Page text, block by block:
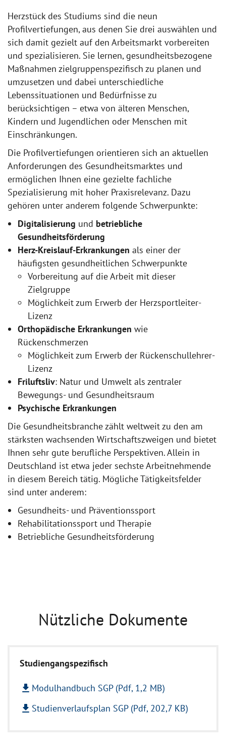
Herzstück des Studiums sind die neun
Profilvertiefungen, aus denen Sie drei auswählen und
sich damit gezielt auf den Arbeitsmarkt vorbereiten
und spezialisieren. Sie lernen, gesundheitsbezogene
Maßnahmen zielgruppenspezifisch zu planen und
umzusetzen und dabei unterschiedliche
Lebenssituationen und Bedürfnisse zu
berücksichtigen – etwa von älteren Menschen,
Kindern und Jugendlichen oder Menschen mit
Einschränkungen.
Die Profilvertiefungen orientieren sich an aktuellen
Anforderungen des Gesundheitsmarktes und
ermöglichen Ihnen eine gezielte fachliche
Spezialisierung mit hoher Praxisrelevanz. Dazu
gehören unter anderem folgende Schwerpunkte:
Digitalisierung und betriebliche
Gesundheitsförderung
Herz-Kreislauf-Erkrankungen als einer der
häufigsten gesundheitlichen Schwerpunkte
Vorbereitung auf die Arbeit mit dieser
Zielgruppe
Möglichkeit zum Erwerb der Herzsportleiter-
Lizenz
Orthopädische Erkrankungen wie
Rückenschmerzen
Möglichkeit zum Erwerb der Rückenschullehrer-
Lizenz
Friluftsliv: Natur und Umwelt als zentraler
Bewegungs- und Gesundheitsraum
Psychische Erkrankungen
Die Gesundheitsbranche zählt weltweit zu den am
stärksten wachsenden Wirtschaftszweigen und bietet
Ihnen sehr gute berufliche Perspektiven. Allein in
Deutschland ist etwa jeder sechste Arbeitnehmende
in diesem Bereich tätig. Mögliche Tätigkeitsfelder
sind unter anderem:
Gesundheits- und Präventionssport
Rehabilitationssport und Therapie
Betriebliche Gesundheitsförderung
Nützliche Dokumente
Studiengangspezifisch
file_download Modulhandbuch SGP (Pdf, 1,2 MB)
file_download Studienverlaufsplan SGP (Pdf, 202,7 KB)